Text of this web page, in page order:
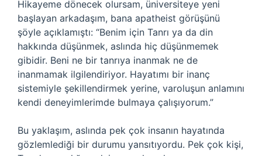
Hikayeme dönecek olursam, üniversiteye yeni
başlayan arkadaşım, bana apatheist görüşünü
şöyle açıklamıştı: “Benim için Tanrı ya da din
hakkında düşünmek, aslında hiç düşünmemek
gibidir. Beni ne bir tanrıya inanmak ne de
inanmamak ilgilendiriyor. Hayatımı bir inanç
sistemiyle şekillendirmek yerine, varoluşun anlamını
kendi deneyimlerimde bulmaya çalışıyorum.”
Bu yaklaşım, aslında pek çok insanın hayatında
gözlemlediği bir durumu yansıtıyordu. Pek çok kişi,